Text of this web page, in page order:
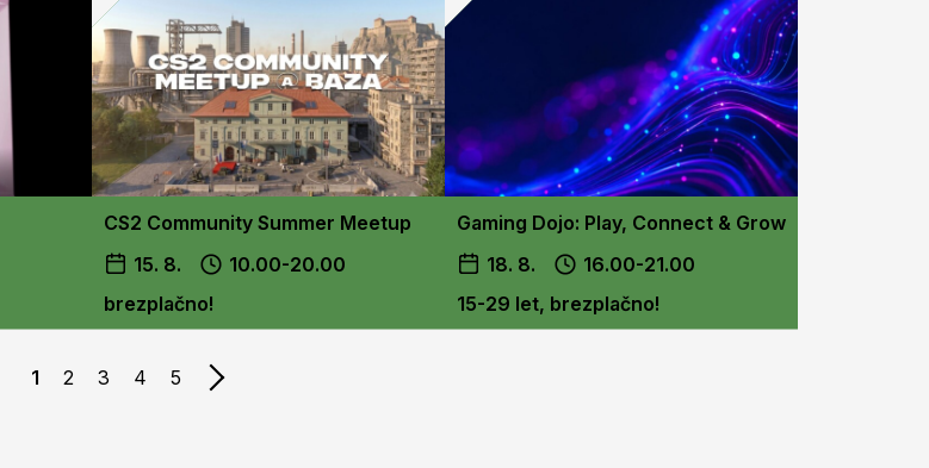
CS2 Community Summer Meetup
15. 8.
10.00-20.00
brezplačno!
Gaming Dojo: Play, Connect & Grow
18. 8.
16.00-21.00
15-29 let, brezplačno!
1 2 3 4 5 Naslednja stran